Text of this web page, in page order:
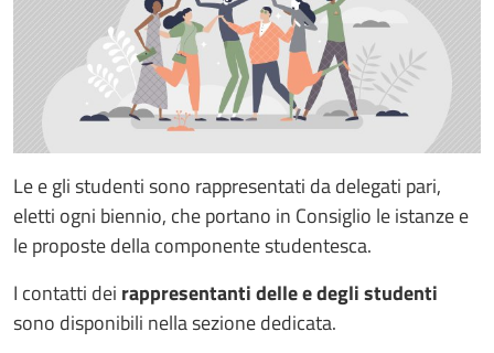
Le e gli studenti sono rappresentati da delegati pari,
eletti ogni biennio, che portano in Consiglio le istanze e
le proposte della componente studentesca.
I contatti dei rappresentanti delle e degli studenti
sono disponibili nella sezione dedicata.